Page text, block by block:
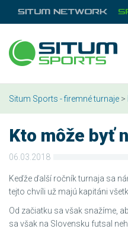
Situm Sports - firemné turnaje >
Kto môže byť
06.03.2018
Keďže ďalší ročník turnaja sa
tejto chvíli už majú kapitáni
Od začiatku sa však snažíme,
sa však na Slovensku futsal